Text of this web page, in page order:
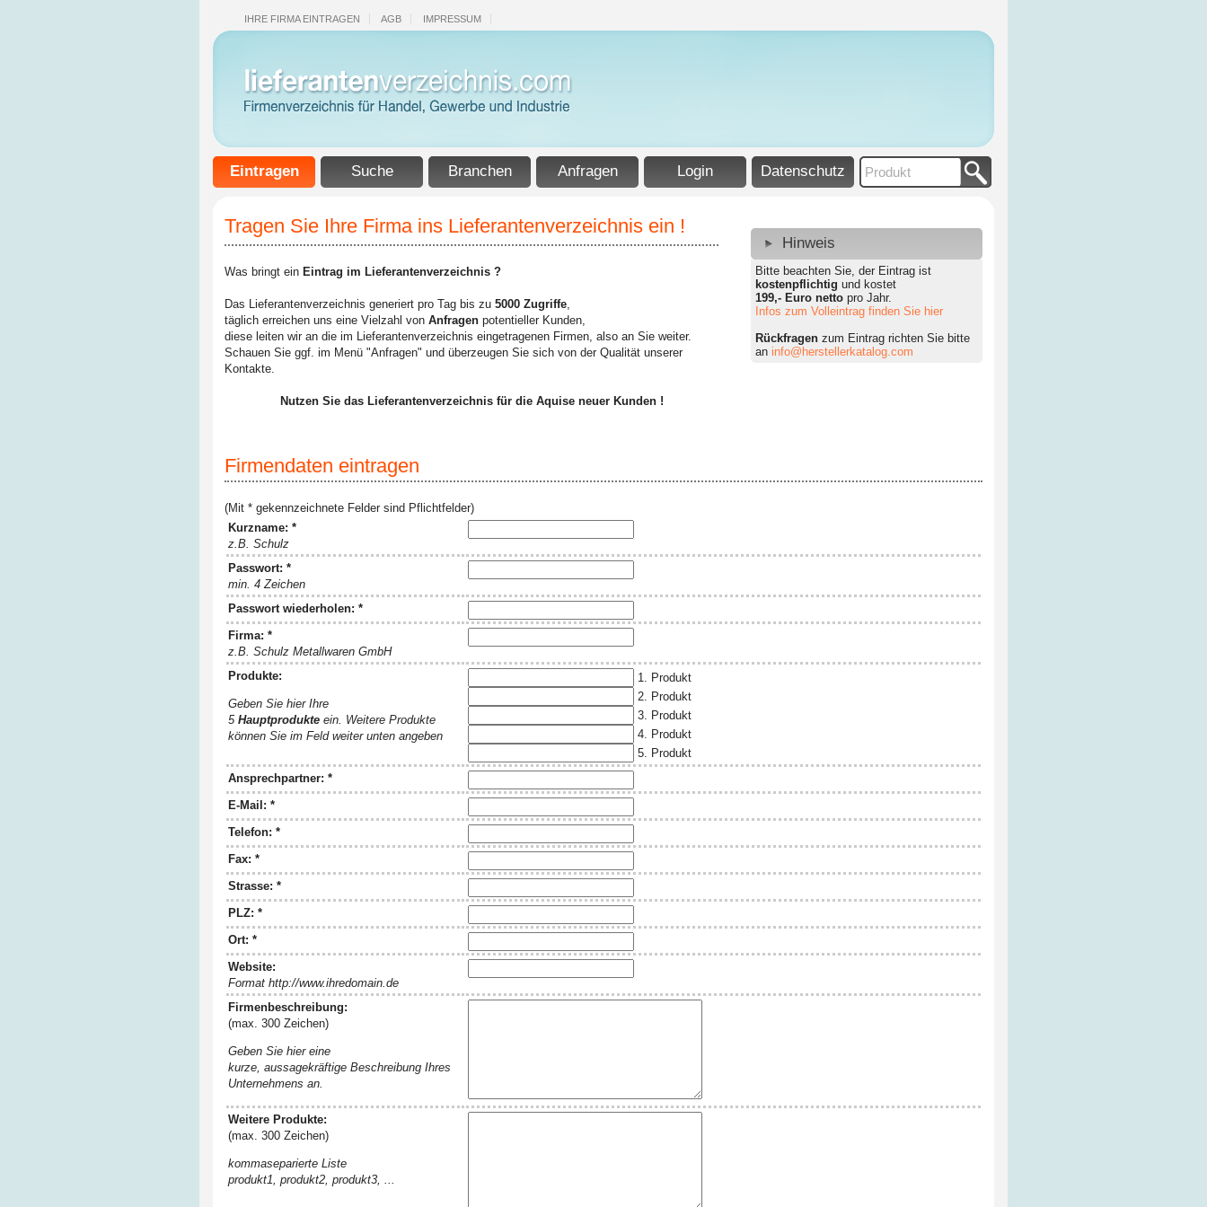
IHRE FIRMA EINTRAGEN AGB IMPRESSUM
Eintragen Suche Branchen Anfragen Login Datenschutz
Tragen Sie Ihre Firma ins Lieferantenverzeichnis ein !
Was bringt ein Eintrag im Lieferantenverzeichnis ?
Das Lieferantenverzeichnis generiert pro Tag bis zu 5000 Zugriffe,
täglich erreichen uns eine Vielzahl von Anfragen potentieller Kunden,
diese leiten wir an die im Lieferantenverzeichnis eingetragenen Firmen, also an Sie weiter.
Schauen Sie ggf. im Menü "Anfragen" und überzeugen Sie sich von der Qualität unserer
Kontakte.
Nutzen Sie das Lieferantenverzeichnis für die Aquise neuer Kunden !
Hinweis
Bitte beachten Sie, der Eintrag ist
kostenpflichtig und kostet
199,- Euro netto pro Jahr.
Infos zum Volleintrag finden Sie hier
Rückfragen zum Eintrag richten Sie bitte
an info@herstellerkatalog.com
Firmendaten eintragen
(Mit * gekennzeichnete Felder sind Pflichtfelder)
Kurzname: *
z.B. Schulz
Passwort: *
min. 4 Zeichen
Passwort wiederholen: *
Firma: *
z.B. Schulz Metallwaren GmbH
Produkte:
Geben Sie hier Ihre
5 Hauptprodukte ein. Weitere Produkte
können Sie im Feld weiter unten angeben
1. Produkt
2. Produkt
3. Produkt
4. Produkt
5. Produkt
Ansprechpartner: *
E-Mail: *
Telefon: *
Fax: *
Strasse: *
PLZ: *
Ort: *
Website:
Format http://www.ihredomain.de
Firmenbeschreibung:
(max. 300 Zeichen)
Geben Sie hier eine
kurze, aussagekräftige Beschreibung Ihres
Unternehmens an.
Weitere Produkte:
(max. 300 Zeichen)
kommaseparierte Liste
produkt1, produkt2, produkt3, ...